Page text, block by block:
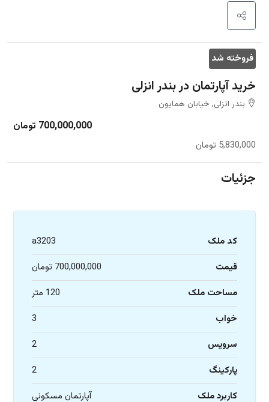
فروخته شد
خرید آپارتمان در بندر انزلی
بندر انزلی, خیابان همایون
700,000,000 تومان
5,830,000 تومان
جزئیات
کد ملک
a3203
قیمت
700,000,000 تومان
مساحت ملک
120 متر
خواب
3
سرویس
2
پارکینگ
2
کاربرد ملک
آپارتمان مسکونی